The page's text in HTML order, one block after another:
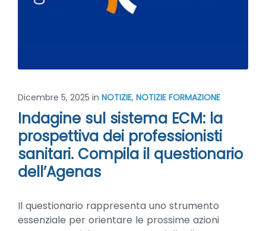
Dicembre 5, 2025 in NOTIZIE, NOTIZIE FORMAZIONE
Indagine sul sistema ECM: la
prospettiva dei professionisti
sanitari. Compila il questionario
dell’Agenas
Il questionario rappresenta uno strumento
essenziale per orientare le prossime azioni